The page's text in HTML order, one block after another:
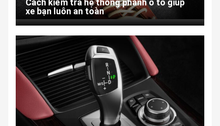
Cách kiểm tra hệ thống phanh ô tô giúp
xe bạn luôn an toàn